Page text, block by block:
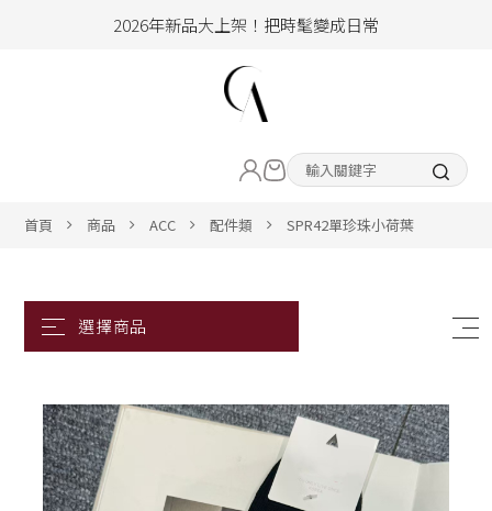
2026年新品大上架！把時髦變成日常
hello !! Happy to 2026
2026年新品大上架！把時髦變成日常
CLOTHING
BOTTOM
ACC&SHOE
首頁 商品 ACC 配件類 SPR42單珍珠小荷葉